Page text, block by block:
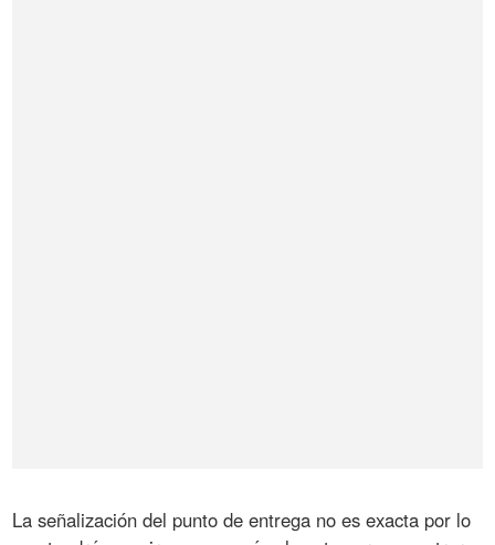
La señalización del punto de entrega no es exacta por lo